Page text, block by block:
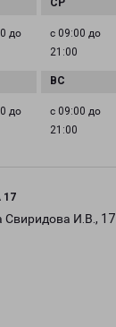
до
с 09:00 до
21:00
до
с 09:00 до
21:00
Свиридова И.В., 17